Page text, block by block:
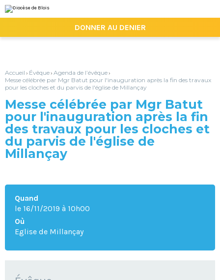
au
contenu.
la
personnels
DONNER AU DENIER
Accueil › Évêque› Agenda de l’évêque›
Messe célébrée par Mgr Batut pour l'inauguration après la fin des travaux
pour les cloches et du parvis de l'église de Millançay
Messe célébrée par Mgr Batut
pour l'inauguration après la fin
des travaux pour les cloches et
du parvis de l'église de
Millançay
Quand
le 16/11/2019 à 10h00
Où
Eglise de Millançay